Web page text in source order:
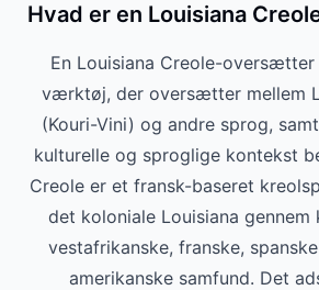
Hvad er en Louisiana
En Louisiana Creole-
værktøj, der oversætter mellem
(Kouri-Vini) og andre sprog,
kulturelle og sproglige kontekst
Creole er et fransk-baseret
det koloniale Louisiana gennem
vestafrikanske, franske,
amerikanske samfund. Det